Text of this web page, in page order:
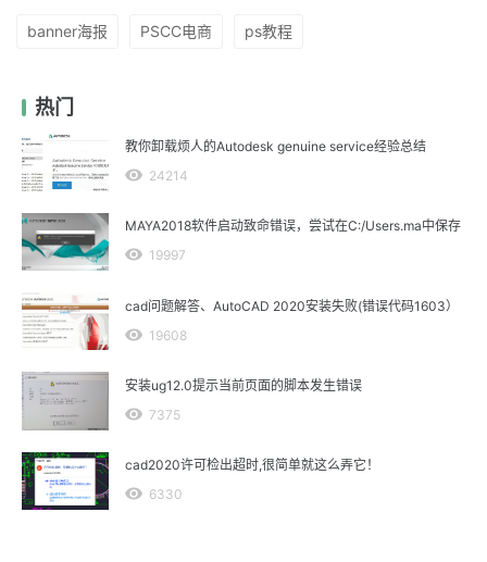
banner海报 PSCC电商 ps教程
热门
教你卸载烦人的Autodesk genuine service经验总结
24214
MAYA2018软件启动致命错误，尝试在C:/Users.ma中保存
19997
cad问题解答、AutoCAD 2020安装失败(错误代码1603）
19608
安装ug12.0提示当前页面的脚本发生错误
7375
cad2020许可检出超时,很简单就这么弄它！
6330